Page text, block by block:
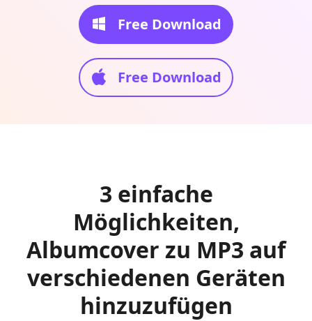
Free Download
Free Download
3 einfache
Möglichkeiten,
Albumcover zu MP3 auf
verschiedenen Geräten
hinzuzufügen